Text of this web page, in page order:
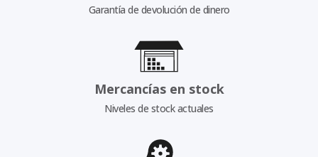
Garantía de devolución de dinero
Mercancías en stock
Niveles de stock actuales